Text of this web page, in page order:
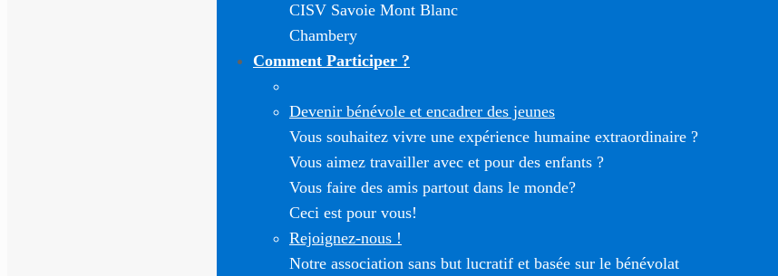
CISV Savoie Mont Blanc
Chambery
Comment Participer ?
Devenir bénévole et encadrer des jeunes
Vous souhaitez vivre une expérience humaine extraordinaire ?
Vous aimez travailler avec et pour des enfants ?
Vous faire des amis partout dans le monde?
Ceci est pour vous!
Rejoignez-nous !
Notre association sans but lucratif et basée sur le bénévolat